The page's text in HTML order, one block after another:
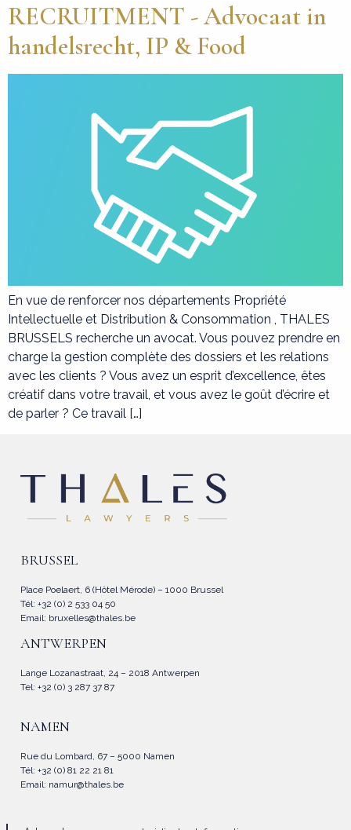
RECRUITMENT - Advocaat in
handelsrecht, IP & Food
En vue de renforcer nos départements Propriété
Intellectuelle et Distribution & Consommation , THALES
BRUSSELS recherche un avocat. Vous pouvez prendre en
charge la gestion complète des dossiers et les relations
avec les clients ? Vous avez un esprit d’excellence, êtes
créatif dans votre travail, et vous avez le goût d’écrire et
de parler ? Ce travail […]
BRUSSEL
Place Poelaert, 6 (Hôtel Mérode) – 1000 Brussel
Tél: +32 (0) 2 533 04 50
Email: bruxelles@thales.be
ANTWERPEN
Lange Lozanastraat, 24 – 2018 Antwerpen
Tel: +32 (0) 3 287 37 87
NAMEN
Rue du Lombard, 67 – 5000 Namen
Tél: +32 (0) 81 22 21 81
Email: namur@thales.be